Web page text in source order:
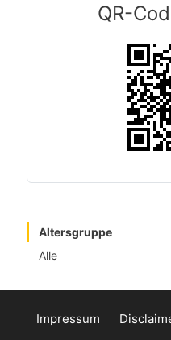
QR-
Altersgruppe
Alle
Impressum